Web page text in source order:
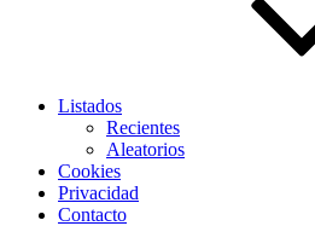
Listados
Recientes
Aleatorios
Cookies
Privacidad
Contacto